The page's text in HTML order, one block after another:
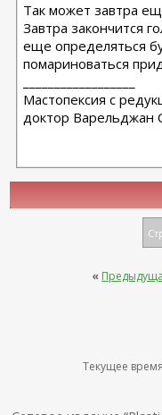
Так может завтра
Завтра закончится
еще определяться
помариноваться
Мастопексия с
доктор Варельджан
«
Текущее